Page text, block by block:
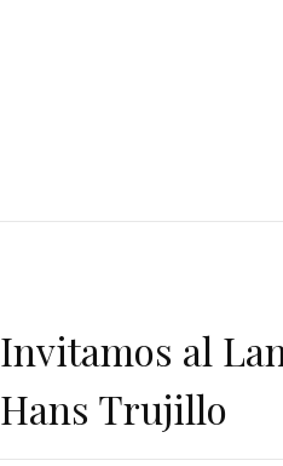
Invitamos al
Hans Trujillo